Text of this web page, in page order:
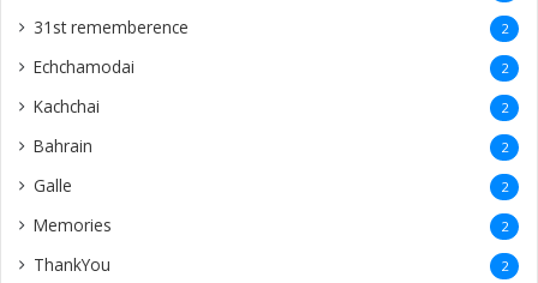
31st rememberence 2
Echchamodai 2
Kachchai 2
Bahrain 2
Galle 2
Memories 2
ThankYou 2